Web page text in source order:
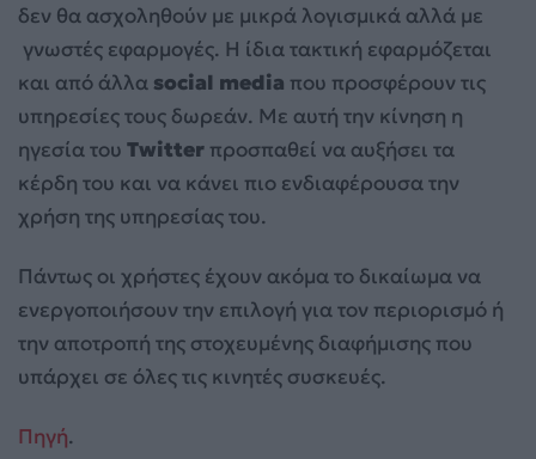
δεν θα ασχοληθούν με μικρά λογισμικά αλλά με
γνωστές εφαρμογές. Η ίδια τακτική εφαρμόζεται
και από άλλα social media που προσφέρουν τις
υπηρεσίες τους δωρεάν. Με αυτή την κίνηση η
ηγεσία του Twitter προσπαθεί να αυξήσει τα
κέρδη του και να κάνει πιο ενδιαφέρουσα την
χρήση της υπηρεσίας του.
Πάντως οι χρήστες έχουν ακόμα το δικαίωμα να
ενεργοποιήσουν την επιλογή για τον περιορισμό ή
την αποτροπή της στοχευμένης διαφήμισης που
υπάρχει σε όλες τις κινητές συσκευές.
Πηγή.